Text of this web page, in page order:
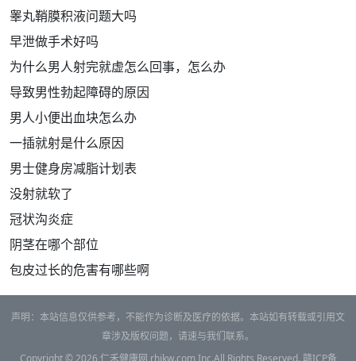
睾丸鞘膜积液问题大吗
早泄做手术好吗
为什么男人射完就虚怎么回事，怎么办
导致男性勃起障碍的原因
男人小便出血块怎么办
一插就射是什么原因
男士健身房减脂计划表
没射就软了
冠状沟炎症
阴茎在哪个部位
包皮过长的危害有哪些啊
声明：本站信息仅供参考，不能作为诊断及医疗的依据。本站如有转载或引用文
章涉及版权问题，请速与我们联系。
Copyright © 2026 仁禾健康网 rhjkw.com Inc.All Rights Reserved. 赣ICP备